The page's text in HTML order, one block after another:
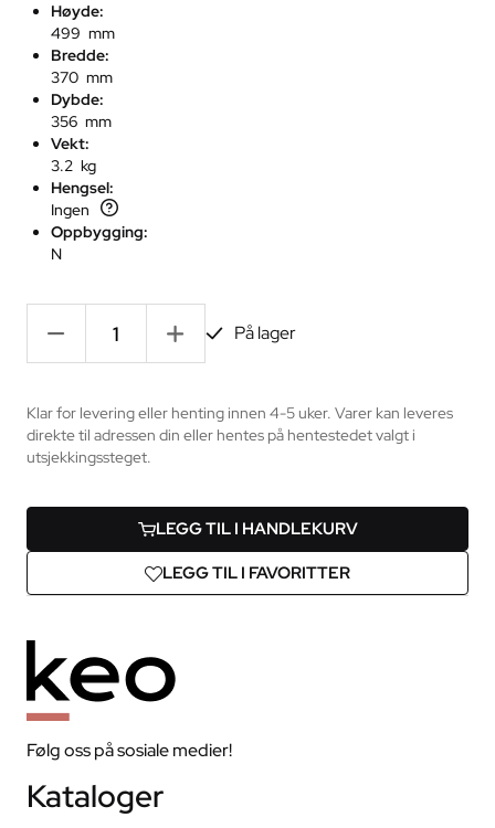
Høyde:
499 mm
Bredde:
370 mm
Dybde:
356 mm
Vekt:
3.2 kg
Hengsel:
Ingen
Oppbygging:
N
- + På lager
Klar for levering eller henting innen 4-5 uker. Varer kan leveres
direkte til adressen din eller hentes på hentestedet valgt i
utsjekkingssteget.
LEGG TIL I HANDLEKURV
LEGG TIL I FAVORITTER
Følg oss på sosiale medier!
Kataloger